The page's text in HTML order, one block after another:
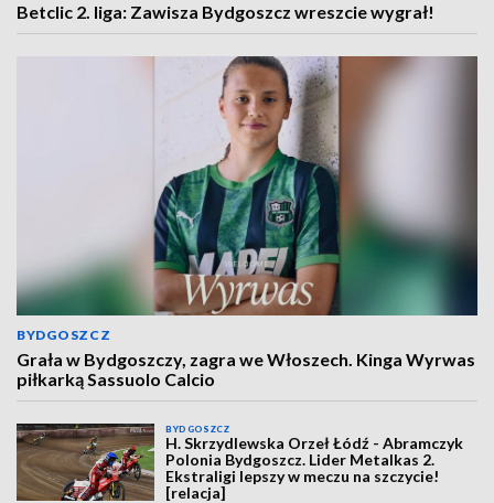
Betclic 2. liga: Zawisza Bydgoszcz wreszcie wygrał!
BYDGOSZCZ
Grała w Bydgoszczy, zagra we Włoszech. Kinga Wyrwas
piłkarką Sassuolo Calcio
BYDGOSZCZ
H. Skrzydlewska Orzeł Łódź - Abramczyk
Polonia Bydgoszcz. Lider Metalkas 2.
Ekstraligi lepszy w meczu na szczycie!
[relacja]